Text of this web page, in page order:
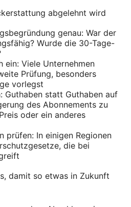
abgelehnt wird
genau: War der
Wurde die 30-Tage-
ein: Viele Unternehmen
Prüfung, besonders
vorlegst
Guthaben statt Guthaben auf
des Abonnements zu
oder ein anderes
prüfen: In einigen Regionen
die bei
damit so etwas in Zukunft